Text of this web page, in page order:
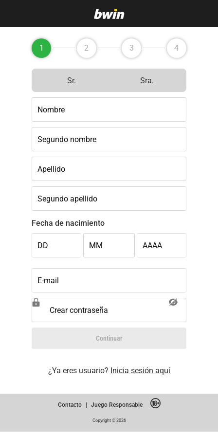
1 2 3 4
Sr. Sra.
Nombre
Segundo nombre
Apellido
Segundo apellido
Fecha de nacimiento
DD MM AAAA
E-mail
Crear contraseña
Continuar
¿Ya eres usuario? Inicia sesión aquí
Contacto | Juego Responsable
Copyright © 2026